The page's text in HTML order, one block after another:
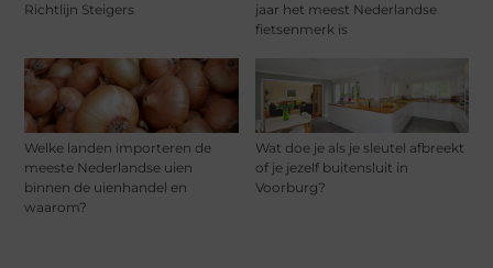
Richtlijn Steigers
jaar het meest Nederlandse
fietsenmerk is
Welke landen importeren de
meeste Nederlandse uien
binnen de uienhandel en
waarom?
Wat doe je als je sleutel afbreekt
of je jezelf buitensluit in
Voorburg?